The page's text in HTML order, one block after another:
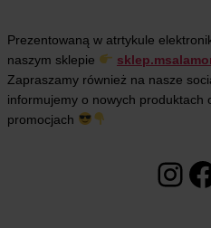
Prezentowaną w atrtykule
naszym sklepie
Zapraszamy również na nasze
informujemy o nowych produktach
promocjach
Instagram Facebook